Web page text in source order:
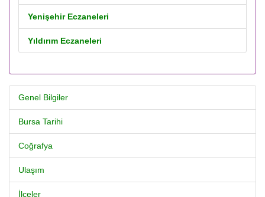
Yenişehir Eczaneleri
Yıldırım Eczaneleri
Genel Bilgiler
Bursa Tarihi
Coğrafya
Ulaşım
İlçeler